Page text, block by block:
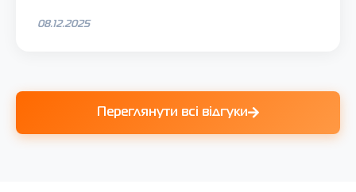
08.12.2025
Переглянути всі відгуки